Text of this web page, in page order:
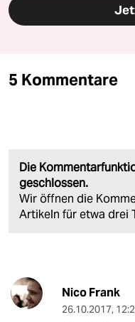
5 Kommentare
Die
geschlossen.
Wir öffnen die
Artikeln für etwa drei
Nico Frank
26.10.2017,